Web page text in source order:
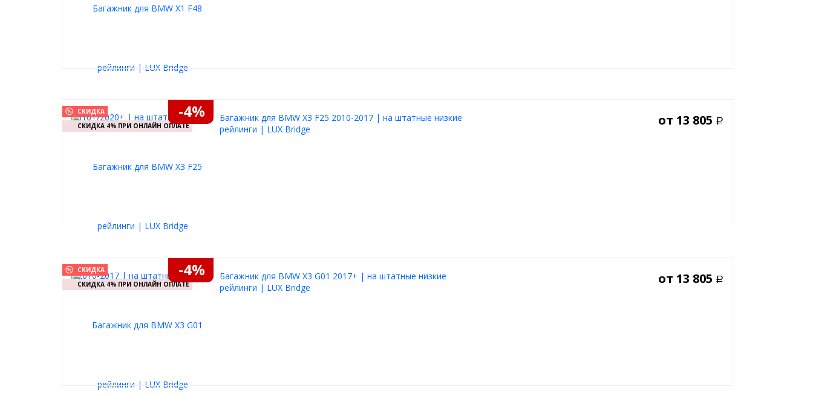
СКИДКА
СКИДКА 4% ПРИ ОНЛАЙН ОПЛАТЕ
-4%
Багажник для BMW X3 F25 2010-2017 | на штатные низкие
рейлинги | LUX Bridge
от 13 805 Р
СКИДКА
СКИДКА 4% ПРИ ОНЛАЙН ОПЛАТЕ
-4%
Багажник для BMW X3 G01 2017+ | на штатные низкие
рейлинги | LUX Bridge
от 13 805 Р